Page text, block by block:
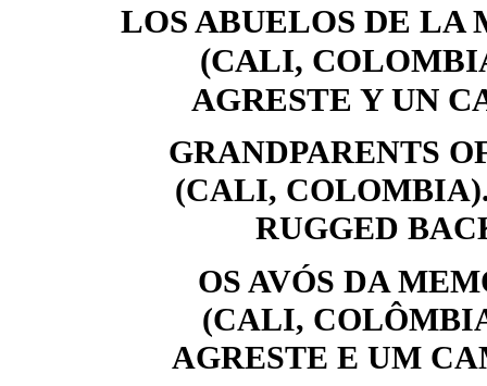
LOS ABUELOS DE LA
(CALI,
AGRESTE Y UN
GRANDPARENTS
(CALI,
RUGGED
OS AVÓS DA
(CALI,
AGRESTE E UM